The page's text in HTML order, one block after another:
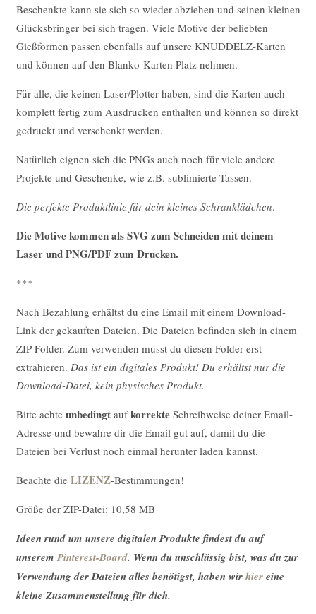
Beschenkte kann sie sich so wieder abziehen und seinen kleinen
Glücksbringer bei sich tragen. Viele Motive der beliebten
Gießformen passen ebenfalls auf unsere KNUDDELZ-Karten
und können auf den Blanko-Karten Platz nehmen.
Für alle, die keinen Laser/Plotter haben, sind die Karten auch
komplett fertig zum Ausdrucken enthalten und können so direkt
gedruckt und verschenkt werden.
Natürlich eignen sich die PNGs auch noch für viele andere
Projekte und Geschenke, wie z.B. sublimierte Tassen.
Die perfekte Produktlinie für dein kleines Schranklädchen.
Die Motive kommen als SVG zum Schneiden mit deinem
Laser und PNG/PDF zum Drucken.
***
Nach Bezahlung erhältst du eine Email mit einem Download-
Link der gekauften Dateien. Die Dateien befinden sich in einem
ZIP-Folder. Zum verwenden musst du diesen Folder erst
extrahieren. Das ist ein digitales Produkt! Du erhältst nur die
Download-Datei, kein physisches Produkt.
Bitte achte unbedingtaufkorrekteSchreibweise deiner Email-
Adresse und bewahre dir die Email gut auf, damit du die
Dateien bei Verlust noch einmal herunter laden kannst.
Beachte die LIZENZ-Bestimmungen!
Größe der ZIP-Datei: 10,58 MB
Ideen rund um unsere digitalen Produkte findest du auf
unserem Pinterest-Board. Wenn du unschlüssig bist, was du zur
Verwendung der Dateien alles benötigst, haben wirhiereine
kleine Zusammenstellung für dich.